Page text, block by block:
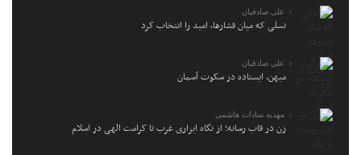
علی صادقیان
نسلی که میان فشارها، امید را انتخاب کرد
علی صادقیان
میهن، ایستاده در سکوت آسمان
مهدیه سادات هاشمی
زن در قاب رسانه؛ از نگاه ابزاری غرب تا کرامت الهی در اسلام